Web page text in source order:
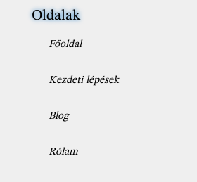
Oldalak
Főoldal
Kezdeti lépések
Blog
Rólam